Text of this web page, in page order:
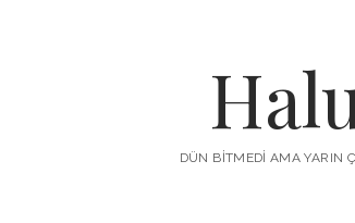
DÜN BITMEDI AMA YARIN